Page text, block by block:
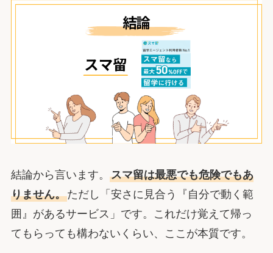
結論から言います。 スマ留は最悪でも危険でもあ
りません。ただし「安さに見合う『自分で動く範
囲』があるサービス」です。これだけ覚えて帰っ
てもらっても構わないくらい、ここが本質です。